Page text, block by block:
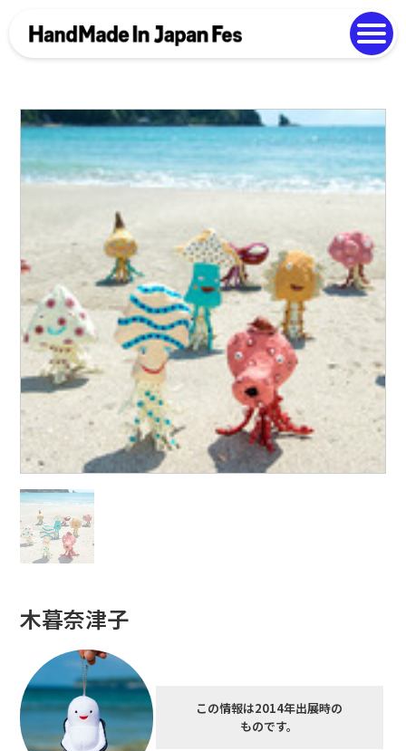
Photo Gallery
EN 中文
木暮奈津子
この情報は2014年出展時の
ものです。